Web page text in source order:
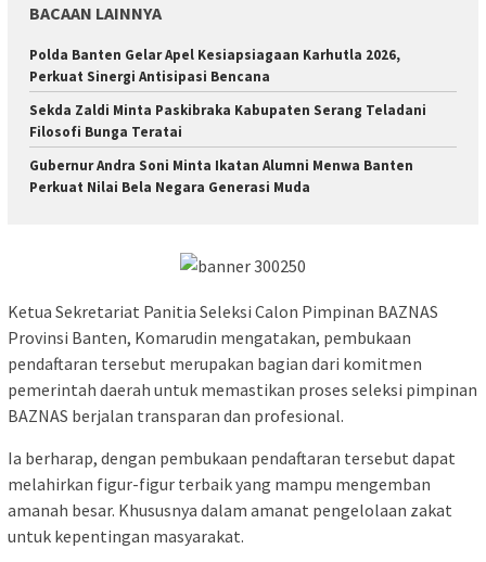
BACAAN LAINNYA
Polda Banten Gelar Apel Kesiapsiagaan Karhutla 2026,
Perkuat Sinergi Antisipasi Bencana
Sekda Zaldi Minta Paskibraka Kabupaten Serang Teladani
Filosofi Bunga Teratai
Gubernur Andra Soni Minta Ikatan Alumni Menwa Banten
Perkuat Nilai Bela Negara Generasi Muda
Ketua Sekretariat Panitia Seleksi Calon Pimpinan BAZNAS
Provinsi Banten, Komarudin mengatakan, pembukaan
pendaftaran tersebut merupakan bagian dari komitmen
pemerintah daerah untuk memastikan proses seleksi pimpinan
BAZNAS berjalan transparan dan profesional.
Ia berharap, dengan pembukaan pendaftaran tersebut dapat
melahirkan figur-figur terbaik yang mampu mengemban
amanah besar. Khususnya dalam amanat pengelolaan zakat
untuk kepentingan masyarakat.